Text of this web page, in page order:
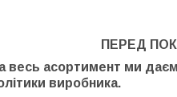
ПЕРЕД
весь асортимент ми
виробника.